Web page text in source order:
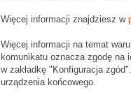
solidne,
Więcej informacji znajdziesz w
Więcej informacji na temat
komunikatu oznacza zgodę na
w zakładkę "Konfiguracja
urządzenia końcowego.